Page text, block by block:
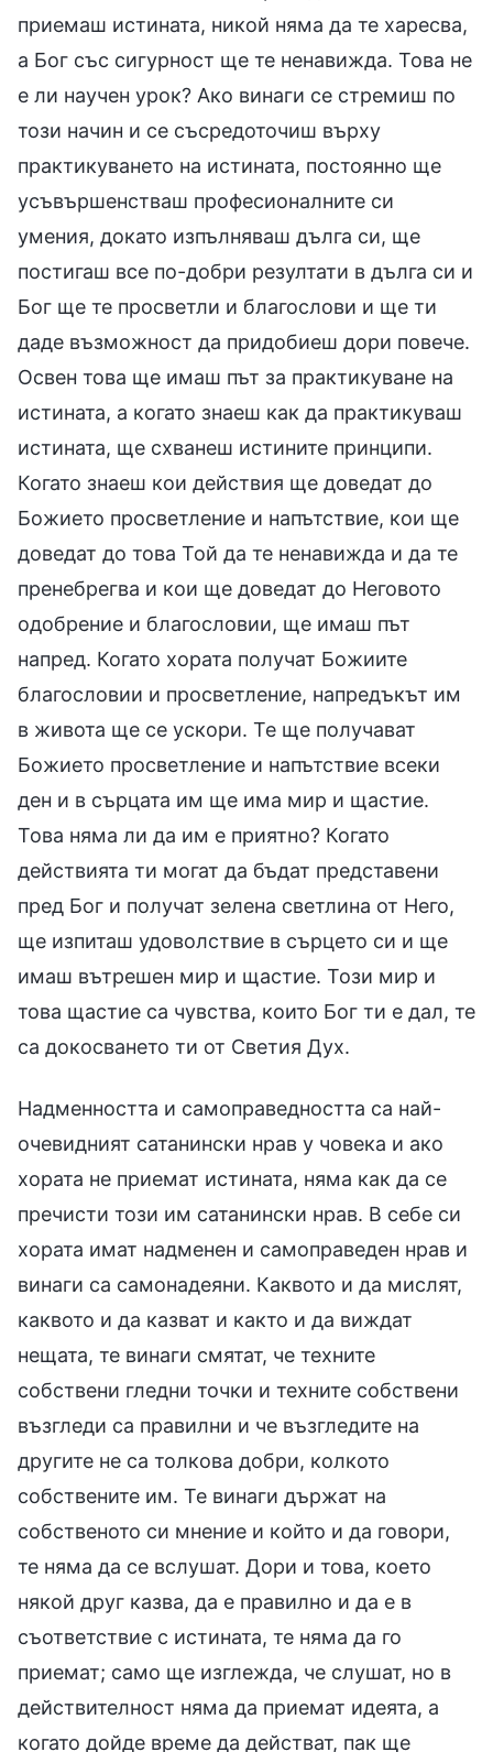
приемаш истината, никой няма да те харесва,
а Бог със сигурност ще те ненавижда. Това не
е ли научен урок? Ако винаги се стремиш по
този начин и се съсредоточиш върху
практикуването на истината, постоянно ще
усъвършенстваш професионалните си
умения, докато изпълняваш дълга си, ще
постигаш все по-добри резултати в дълга си и
Бог ще те просветли и благослови и ще ти
даде възможност да придобиеш дори повече.
Освен това ще имаш път за практикуване на
истината, а когато знаеш как да практикуваш
истината, ще схванеш истините принципи.
Когато знаеш кои действия ще доведат до
Божието просветление и напътствие, кои ще
доведат до това Той да те ненавижда и да те
пренебрегва и кои ще доведат до Неговото
одобрение и благословии, ще имаш път
напред. Когато хората получат Божиите
благословии и просветление, напредъкът им
в живота ще се ускори. Те ще получават
Божието просветление и напътствие всеки
ден и в сърцата им ще има мир и щастие.
Това няма ли да им е приятно? Когато
действията ти могат да бъдат представени
пред Бог и получат зелена светлина от Него,
ще изпиташ удоволствие в сърцето си и ще
имаш вътрешен мир и щастие. Този мир и
това щастие са чувства, които Бог ти е дал, те
са докосването ти от Светия Дух.
Надменността и самоправедността са най-
очевидният сатанински нрав у човека и ако
хората не приемат истината, няма как да се
пречисти този им сатанински нрав. В себе си
хората имат надменен и самоправеден нрав и
винаги са самонадеяни. Каквото и да мислят,
каквото и да казват и както и да виждат
нещата, те винаги смятат, че техните
собствени гледни точки и техните собствени
възгледи са правилни и че възгледите на
другите не са толкова добри, колкото
собствените им. Те винаги държат на
собственото си мнение и който и да говори,
те няма да се вслушат. Дори и това, което
някой друг казва, да е правилно и да е в
съответствие с истината, те няма да го
приемат; само ще изглежда, че слушат, но в
действителност няма да приемат идеята, а
когато дойде време да действат, пак ще